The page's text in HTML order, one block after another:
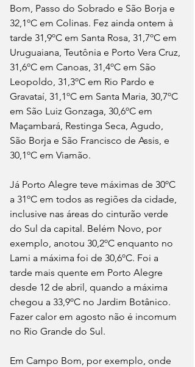
Bom, Passo do Sobrado e São Borja e
32,1ºC em Colinas. Fez ainda ontem à
tarde 31,9ºC em Santa Rosa, 31,7ºC em
Uruguaiana, Teutônia e Porto Vera Cruz,
31,6ºC em Canoas, 31,4ºC em São
Leopoldo, 31,3ºC em Rio Pardo e
Gravataí, 31,1ºC em Santa Maria, 30,7ºC
em São Luiz Gonzaga, 30,6ºC em
Maçambará, Restinga Seca, Agudo,
São Borja e São Francisco de Assis, e
30,1ºC em Viamão.
Já Porto Alegre teve máximas de 30ºC
a 31ºC em todos as regiões da cidade,
inclusive nas áreas do cinturão verde
do Sul da capital. Belém Novo, por
exemplo, anotou 30,2ºC enquanto no
Lami a máxima foi de 30,6ºC. Foi a
tarde mais quente em Porto Alegre
desde 12 de abril, quando a máxima
chegou a 33,9ºC no Jardim Botânico.
Fazer calor em agosto não é incomum
no Rio Grande do Sul.
Em Campo Bom, por exemplo, onde